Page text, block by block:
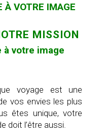
À VOTRE IMAGE
MISSION
à votre image
voyage est une
vos envies les plus
êtes unique, votre
doit l’être aussi.